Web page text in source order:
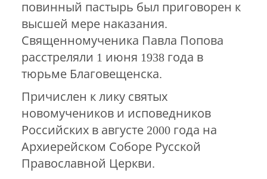
повинный пастырь был приговорен к
высшей мере наказания.
Священномученика Павла Попова
расстреляли 1 июня 1938 года в
тюрьме Благовещенска.
Причислен к лику святых
новомучеников и исповедников
Российских в августе 2000 года на
Архиерейском Соборе Русской
Православной Церкви.